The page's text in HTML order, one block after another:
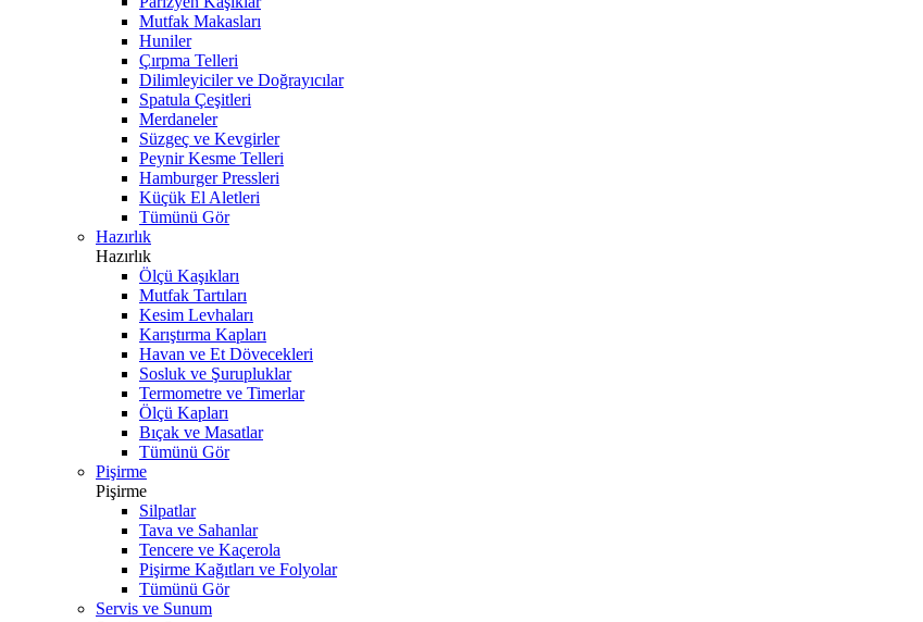
Mutfak Makasları
Huniler
Çırpma Telleri
Dilimleyiciler ve Doğrayıcılar
Spatula Çeşitleri
Merdaneler
Süzgeç ve Kevgirler
Peynir Kesme Telleri
Hamburger Pressleri
Küçük El Aletleri
Tümünü Gör
Hazırlık
Hazırlık
Ölçü Kaşıkları
Mutfak Tartıları
Kesim Levhaları
Karıştırma Kapları
Havan ve Et Dövecekleri
Sosluk ve Şurupluklar
Termometre ve Timerlar
Ölçü Kapları
Bıçak ve Masatlar
Tümünü Gör
Pişirme
Pişirme
Silpatlar
Tava ve Sahanlar
Tencere ve Kaçerola
Pişirme Kağıtları ve Folyolar
Tümünü Gör
Servis ve Sunum